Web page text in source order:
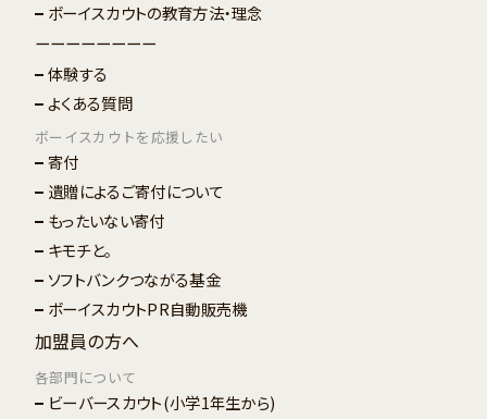
ボーイスカウトの教育方法・理念
ーーーーーーーー
体験する
よくある質問
ボーイスカウトを応援したい
寄付
遺贈によるご寄付について
もったいない寄付
キモチと。
ソフトバンクつながる基金
ボーイスカウトPR自動販売機
加盟員の方へ
各部門について
ビーバースカウト(小学1年生から)